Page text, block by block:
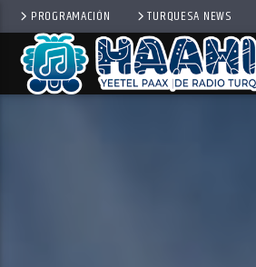
PROGRAMACIÓN TURQUESA NEWS